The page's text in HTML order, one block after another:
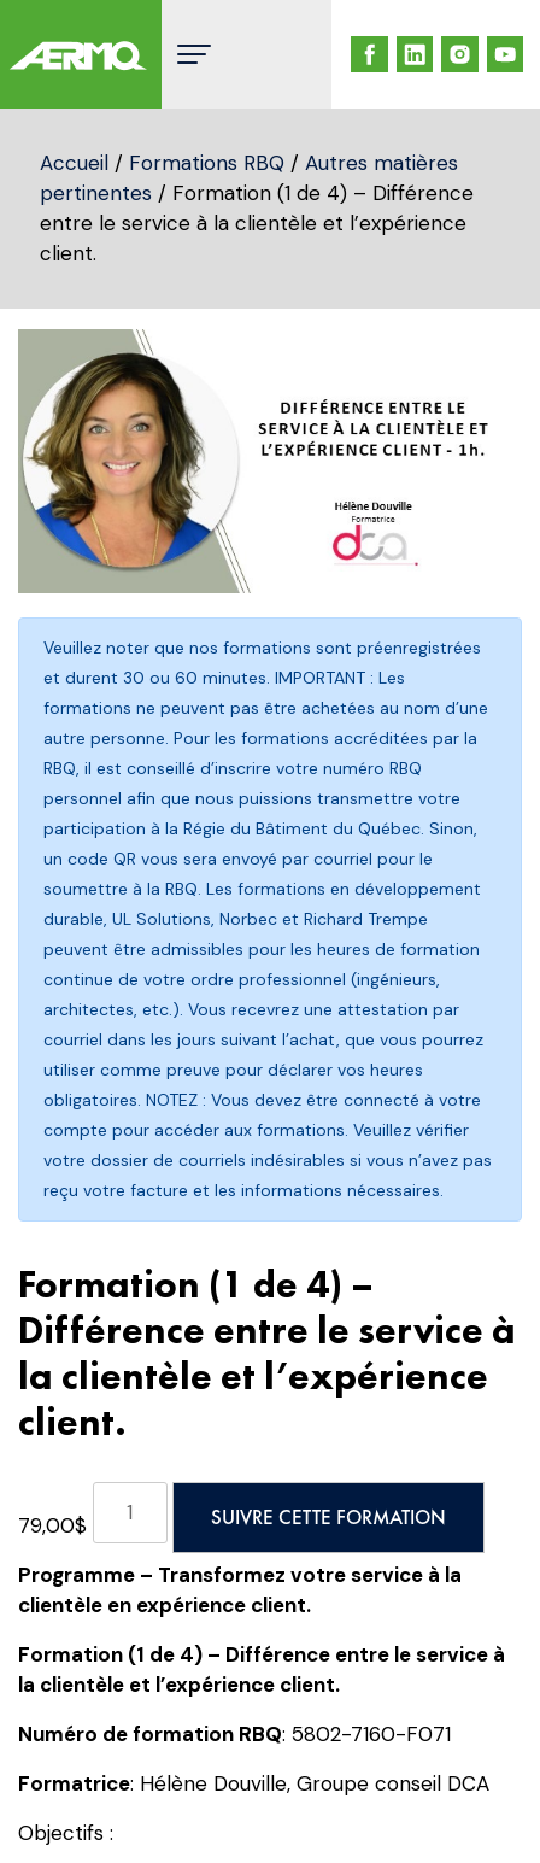
content
Accueil / Formations RBQ / Autres matières
pertinentes / Formation (1 de 4) – Différence
entre le service à la clientèle et l’expérience
client.
Veuillez noter que nos formations sont préenregistrées
et durent 30 ou 60 minutes. IMPORTANT : Les
formations ne peuvent pas être achetées au nom d’une
autre personne. Pour les formations accréditées par la
RBQ, il est conseillé d’inscrire votre numéro RBQ
personnel afin que nous puissions transmettre votre
participation à la Régie du Bâtiment du Québec. Sinon,
un code QR vous sera envoyé par courriel pour le
soumettre à la RBQ. Les formations en développement
durable, UL Solutions, Norbec et Richard Trempe
peuvent être admissibles pour les heures de formation
continue de votre ordre professionnel (ingénieurs,
architectes, etc.). Vous recevrez une attestation par
courriel dans les jours suivant l’achat, que vous pourrez
utiliser comme preuve pour déclarer vos heures
obligatoires. NOTEZ : Vous devez être connecté à votre
compte pour accéder aux formations. Veuillez vérifier
votre dossier de courriels indésirables si vous n’avez pas
reçu votre facture et les informations nécessaires.
Formation (1 de 4) –
Différence entre le service à
la clientèle et l’expérience
client.
79,00$
Formation
(1
de
4)
-
entre
service
à
SUIVRE CETTE FORMATION
Programme – Transformez votre service à la
clientèle en expérience client.
Formation (1 de 4) – Différence entre le service à
la clientèle et l’expérience client.
Numéro de formation RBQ: 5802-7160-F071
Formatrice: Hélène Douville, Groupe conseil DCA
Objectifs :